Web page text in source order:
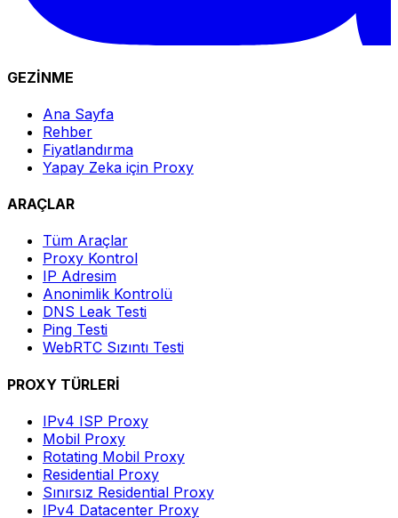
GEZİNME
Ana Sayfa
Rehber
Fiyatlandırma
Yapay Zeka için Proxy
ARAÇLAR
Tüm Araçlar
Proxy Kontrol
IP Adresim
Anonimlik Kontrolü
DNS Leak Testi
Ping Testi
WebRTC Sızıntı Testi
PROXY TÜRLERİ
IPv4 ISP Proxy
Mobil Proxy
Rotating Mobil Proxy
Residential Proxy
Sınırsız Residential Proxy
IPv4 Datacenter Proxy